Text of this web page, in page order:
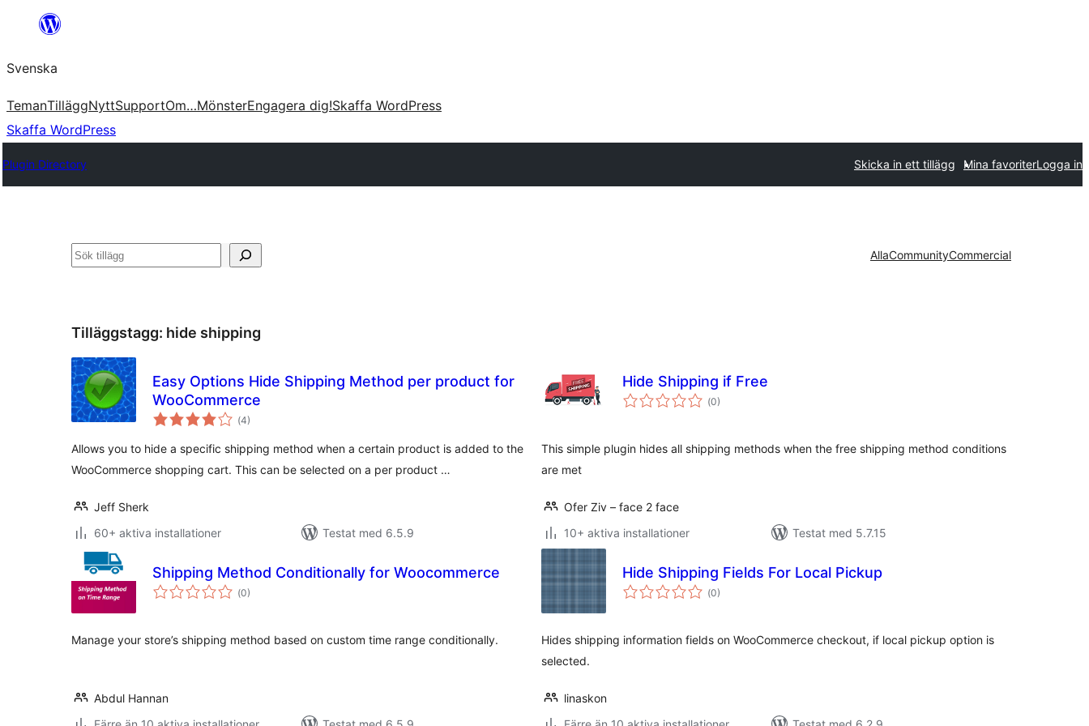
Hoppa
innehåll
Svenska
TemanTilläggNyttSupportOm…MönsterEngagera dig!Skaffa WordPress
Skaffa WordPress
Plugin Directory Skicka in ett tillägg Mina favoriterLogga in
Sök AllaCommunityCommercial
Tilläggstagg: hide shipping
Easy Options Hide Shipping Method per product for
WooCommerce
(Totalt
antal
4)
Allows you to hide a specific shipping method when a certain product is added to the
WooCommerce shopping cart. This can be selected on a per product …
Jeff Sherk
60+ aktiva installationer
Testat med 6.5.9
Hide Shipping if Free
(Totalt
antal
0)
This simple plugin hides all shipping methods when the free shipping method conditions
are met
Ofer Ziv – face 2 face
10+ aktiva installationer
Testat med 5.7.15
Shipping Method Conditionally for Woocommerce
(Totalt
antal
0)
Manage your store’s shipping method based on custom time range conditionally.
Abdul Hannan
Hide Shipping Fields For Local Pickup
(Totalt
antal
0)
Hides shipping information fields on WooCommerce checkout, if local pickup option is
selected.
linaskon